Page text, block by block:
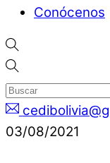
Conócenos
03/08/2021